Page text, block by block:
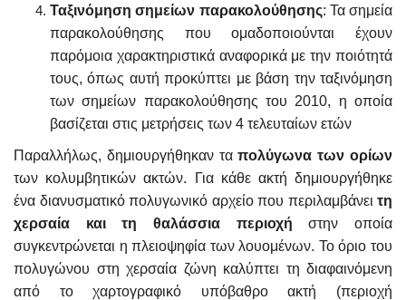
Ταξινόμηση σημείων παρακολούθησης: Τα σημεία
παρακολούθησης που ομαδοποιούνται έχουν
παρόμοια χαρακτηριστικά αναφορικά με την ποιότητά
τους, όπως αυτή προκύπτει με βάση την ταξινόμηση
των σημείων παρακολούθησης του 2010, η οποία
βασίζεται στις μετρήσεις των 4 τελευταίων ετών
Παραλλήλως, δημιουργήθηκαν ταπολύγωνα των ορίων
των κολυμβητικών ακτών. Για κάθε ακτή δημιουργήθηκε
ένα διανυσματικό πολυγωνικό αρχείο που περιλαμβάνει τη
χερσαία και τη θαλάσσια περιοχή στην οποία
συγκεντρώνεται η πλειοψηφία των λουομένων. Το όριο του
πολυγώνου στη χερσαία ζώνη καλύπτει τη διαφαινόμενη
από το χαρτογραφικό υπόβαθρο ακτή (περιοχή